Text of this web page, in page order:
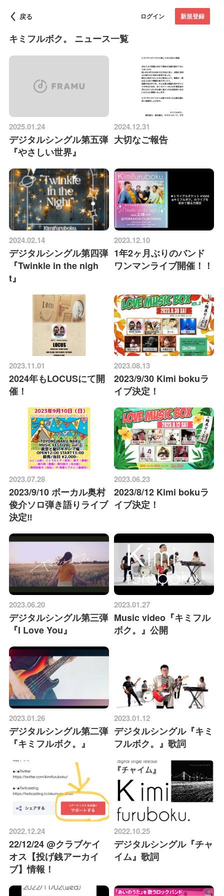
戻る ログイン 新規登録
キミフルボク。 ニュース一覧
2025.01.24
デジタルシングル第五弾
『やさしい世界』
2024.12.31
大切なご報告
2024.02.14
デジタルシングル第四弾
『Twinkle in the nigh
t』
2023.12.10
1年2ヶ月ぶりのバンド
ワンマンライブ開催！！
2023.11.01
2024年もLOCUSにて開
催！
2023.08.13
2023/9/30 Kimi bokuラ
イブ決定！
2023.07.28
2023/9/10 ボーカル奥村
俊介ソロ弾き語りライブ
決定‼️
2023.06.23
2023/8/12 Kimi bokuラ
イブ決定！
2023.06.20
デジタルシングル第三弾
『I Love You』
2023.01.27
Music video『キミフル
ボク。』公開
2023.01.26
デジタルシングル第二弾
『キミフルボク。』
2023.01.12
デジタルシングル『キミ
フルボク。』歌詞
2022.12.24
22/12/24 @クラブケイ
オス【投げ銭アーカイ
ブ】情報！
2022.10.25
デジタルシングル『チャ
イム』歌詞